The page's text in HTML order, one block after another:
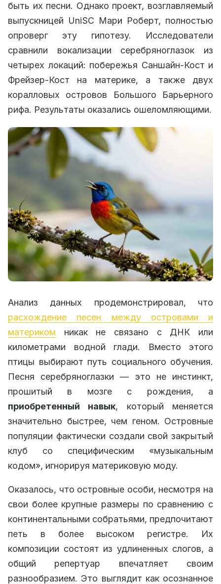
быть их песни. Однако проект, возглавляемый
выпускницей UniSC Мари Роберт, полностью
опроверг эту гипотезу. Исследователи
сравнили вокализации серебряноглазок из
четырех локаций: побережья Саншайн-Кост и
Фрейзер-Кост на материке, а также двух
коралловых островов Большого Барьерного
рифа. Результаты оказались ошеломляющими.
Анализ данных продемонстрировал, что
расхождение песен между островами и
материком никак не связано с ДНК или
километрами водной глади. Вместо этого
птицы выбирают путь социального обучения.
Песня серебряноглазки — это не инстинкт,
прошитый в мозге с рождения, а
приобретенный навык, который меняется
значительно быстрее, чем геном. Островные
популяции фактически создали свой закрытый
клуб со специфическим «музыкальным
кодом», игнорируя материковую моду.
Оказалось, что островные особи, несмотря на
свои более крупные размеры по сравнению с
континентальными собратьями, предпочитают
петь в более высоком регистре. Их
композиции состоят из удлиненных слогов, а
общий репертуар впечатляет своим
разнообразием. Это выглядит как осознанное